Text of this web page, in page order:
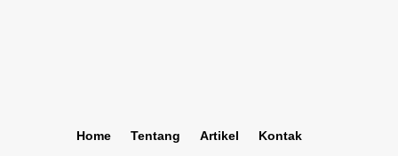
Home Tentang Artikel Kontak